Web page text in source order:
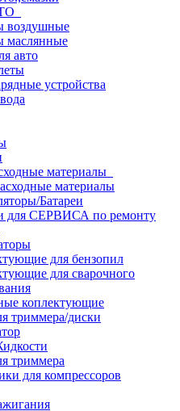
воздушные
маслянные
авто
устройства
материалы
материалы
Батареи
для СЕРВИСА по ремонту
для бензопил
для сварочного
коплектующие
триммера/диски
триммера
для компрессоров